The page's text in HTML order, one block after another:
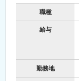
職種
給与
勤務地